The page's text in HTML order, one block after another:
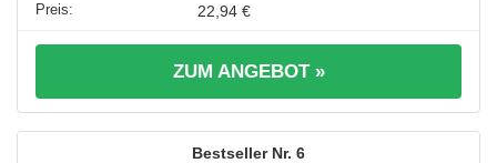
22,94 €
ZUM ANGEBOT »
6